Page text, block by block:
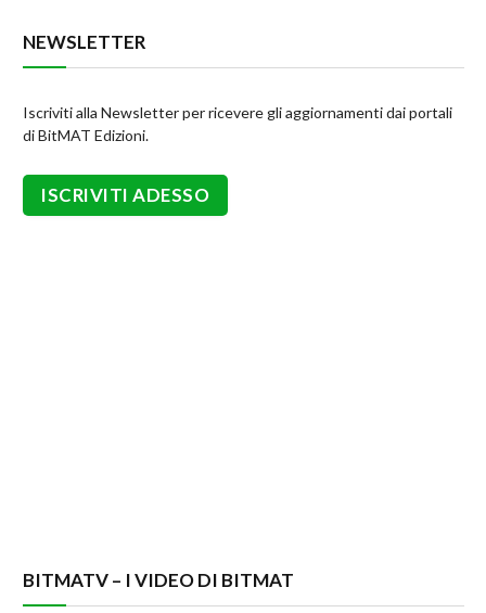
NEWSLETTER
Iscriviti alla Newsletter per ricevere gli aggiornamenti dai portali
di BitMAT Edizioni.
BITMATV – I VIDEO DI BITMAT